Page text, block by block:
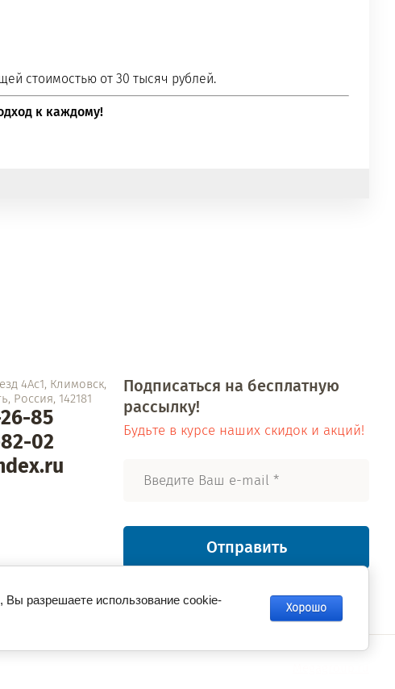
стоимостью от 30 тысяч рублей.
к каждому!
4Ас1, Климовск,
Россия, 142181
85
02
Подписаться на бесплатную
рассылку!
Будьте в курсе наших скидок и акций!
Отправить
Вы разрешаете использование cookie-
Хорошо